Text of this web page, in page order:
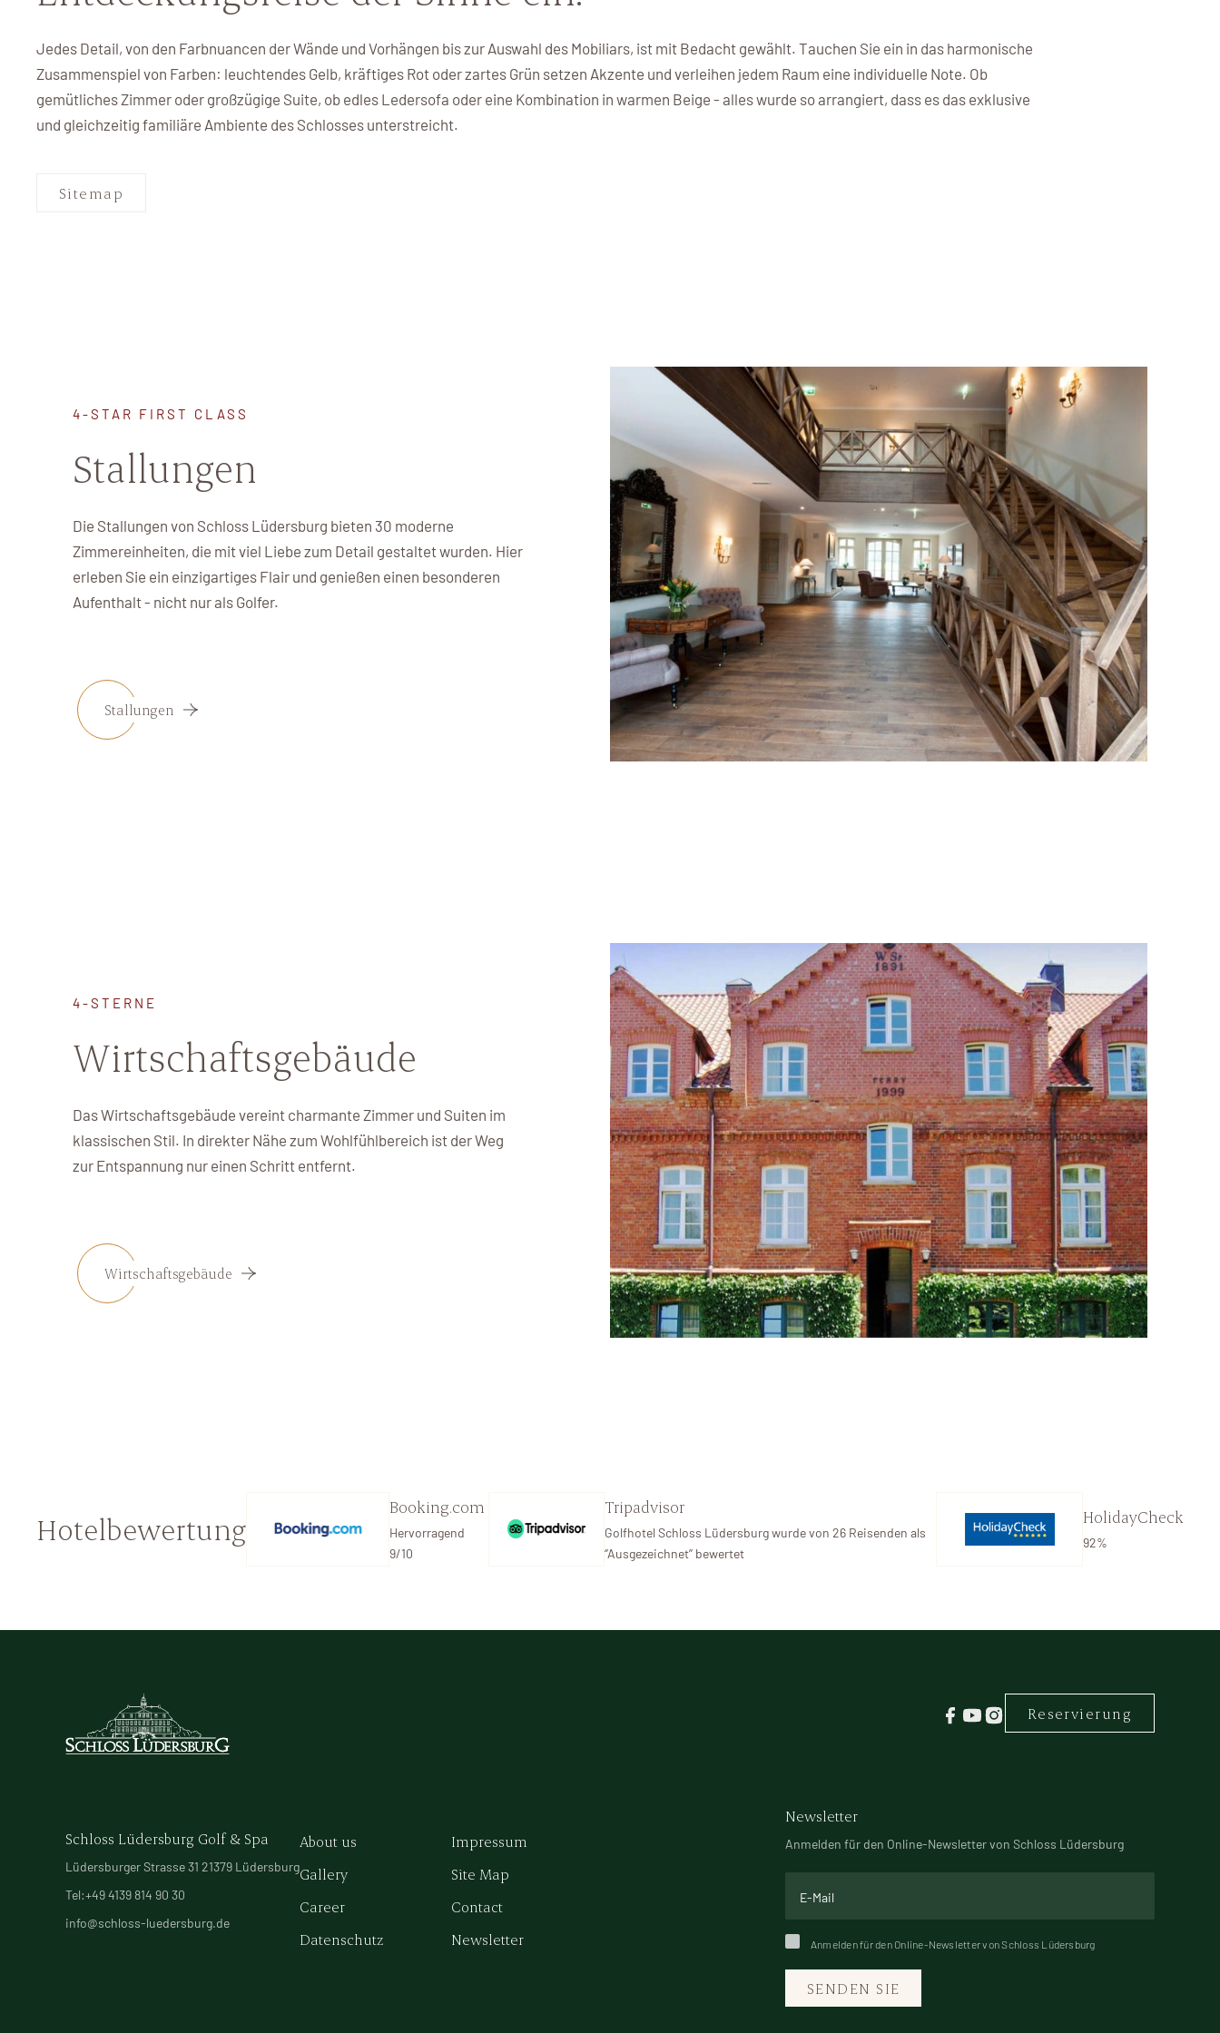
Gutscheine
Jetzt Mitglied werden
Jedes Detail, von den Farbnuancen der Wände und Vorhängen bis zur Auswahl des Mobiliars, ist mit Bedacht gewählt. Tauchen Sie ein in das harmonische
Zusammenspiel von Farben: leuchtendes Gelb, kräftiges Rot oder zartes Grün setzen Akzente und verleihen jedem Raum eine individuelle Note. Ob
gemütliches Zimmer oder großzügige Suite, ob edles Ledersofa oder eine Kombination in warmen Beige - alles wurde so arrangiert, dass es das exklusive
und gleichzeitig familiäre Ambiente des Schlosses unterstreicht.
Sitemap
4-STAR FIRST CLASS
Stallungen
Die Stallungen von Schloss Lüdersburg bieten 30 moderne
Zimmereinheiten, die mit viel Liebe zum Detail gestaltet wurden. Hier
erleben Sie ein einzigartiges Flair und genießen einen besonderen
Aufenthalt - nicht nur als Golfer.
Stallungen
4-STERNE
Wirtschaftsgebäude
Das Wirtschaftsgebäude vereint charmante Zimmer und Suiten im
klassischen Stil. In direkter Nähe zum Wohlfühlbereich ist der Weg
zur Entspannung nur einen Schritt entfernt.
Wirtschaftsgebäude
Hotelbewertung
Booking.com
Hervorragend
9/10
Tripadvisor
Golfhotel Schloss Lüdersburg wurde von 26 Reisenden als
‘’Ausgezeichnet’’ bewertet
HolidayCheck
92%
Schloss Lüdersburg Golf & Spa
Lüdersburger Strasse 31 21379 Lüdersburg
Tel:+49 4139 814 90 30
info@schloss-luedersburg.de
About us
Gallery
Career
Datenschutz
Impressum
Site Map
Contact
Newsletter
Reservierung
Newsletter
Anmelden für den Online-Newsletter von Schloss Lüdersburg
Anmelden für den Online-Newsletter von Schloss Lüdersburg
SENDEN SIE